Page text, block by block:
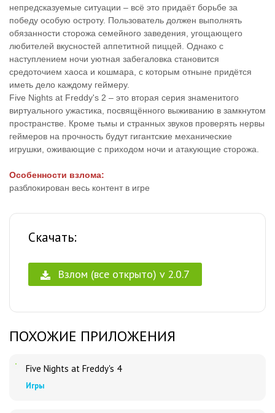
непредсказуемые ситуации – всё это придаёт борьбе за
победу особую остроту. Пользователь должен выполнять
обязанности сторожа семейного заведения, угощающего
любителей вкусностей аппетитной пиццей. Однако с
наступлением ночи уютная забегаловка становится
средоточием хаоса и кошмара, с которым отныне придётся
иметь дело каждому геймеру.
Five Nights at Freddy's 2 – это вторая серия знаменитого
виртуального ужастика, посвящённого выживанию в замкнутом
пространстве. Кроме тьмы и странных звуков проверять нервы
геймеров на прочность будут гигантские механические
игрушки, оживающие с приходом ночи и атакующие сторожа.
Особенности взлома:
разблокирован весь контент в игре
Скачать:
Взлом (все открыто) v 2.0.7
ПОХОЖИЕ ПРИЛОЖЕНИЯ
Five Nights at Freddy's 4
Игры